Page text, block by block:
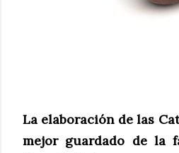
La elaboración de las
mejor guardado de la